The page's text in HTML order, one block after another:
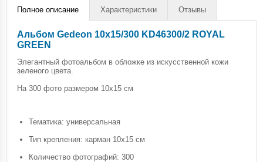
Полное описание Характеристики Отзывы
Альбом Gedeon 10х15/300 KD46300/2 ROYAL
GREEN
Элегантный фотоальбом в обложке из искусственной кожи
зеленого цвета.
На 300 фото размером 10х15 см
Тематика: универсальная
Тип крепления: карман 10х15 см
Количество фотографий: 300